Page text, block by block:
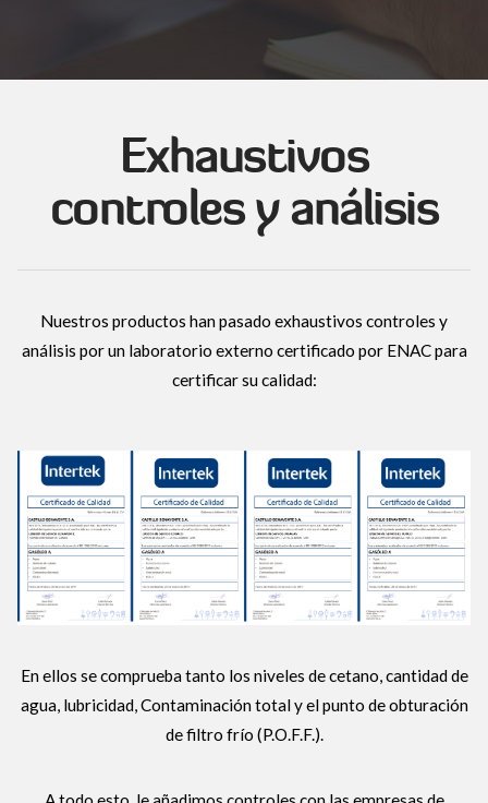
Exhaustivos
controles y análisis
Nuestros productos han pasado exhaustivos controles y
análisis por un laboratorio externo certificado por ENAC para
certificar su calidad:
En ellos se comprueba tanto los niveles de cetano, cantidad de
agua, lubricidad, Contaminación total y el punto de obturación
de filtro frío (P.O.F.F.).